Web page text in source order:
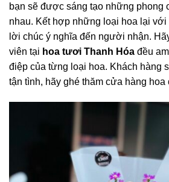
bạn sẽ được sáng tạo những phong
nhau. Kết hợp những loại hoa lại
lời chúc ý nghĩa đến người nhận.
viên tại hoa tươi Thanh Hóa đều
điệp của từng loại hoa. Khách hàng
tận tình, hãy ghé thăm cửa hàng hoa